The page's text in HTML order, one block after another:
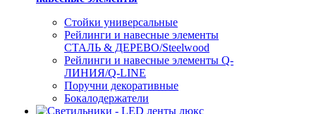
Стойки универсальные
Рейлинги и навесные элементы
СТАЛЬ & ДЕРЕВО/Steelwood
Рейлинги и навесные элементы Q-
ЛИНИЯ/Q-LINE
Поручни декоративные
Бокалодержатели